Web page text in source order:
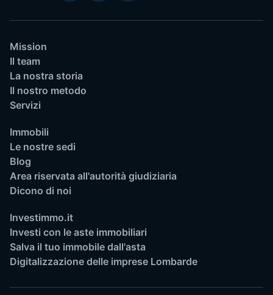
Mission
Il team
La nostra storia
Il nostro metodo
Servizi
Immobili
Le nostre sedi
Blog
Area riservata all'autorità giudiziaria
Dicono di noi
Investimmo.it
Investi con le aste immobiliari
Salva il tuo immobile dall'asta
Digitalizzazione delle imprese Lombarde